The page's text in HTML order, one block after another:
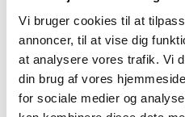
Vi bruger cookies til at
annoncer, til at vise dig
at analysere vores trafik. Vi
din brug af vores
for sociale medier og
ansøgningsvejledning , en
ansøgning, link til allerede
at tilmelde sig kommende
Mere information